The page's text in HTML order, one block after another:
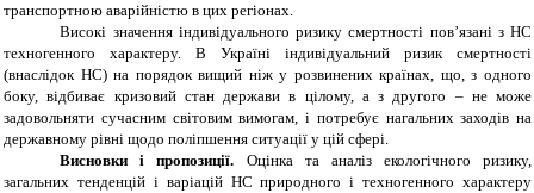
транспортною аварійністю в цих регіонах.
Високі значення індивідуального ризику смертності пов’язані з НС
техногенного характеру. В Україні індивідуальний ризик смертності
(внаслідок НС) на порядок вищий ніж у розвинених країнах, що, з одного
боку, відбиває кризовий стан держави в цілому, а з другого – не може
задовольняти сучасним світовим вимогам, і потребує нагальних заходів на
державному рівні щодо поліпшення ситуації у цій сфері.
Висновки і пропозиції. Оцінка та аналіз екологічного ризику,
загальних тенденцій і варіацій НС природного і техногенного характеру